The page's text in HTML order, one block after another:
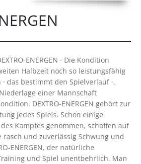
ENERGEN · Die Kondition
Halbzeit noch so leistungsfähig
das bestimmt den Spielverlauf ·,
einer Mannschaft
DEXTRO-ENERGEN gehört zur
jedes Spiels. Schon einige
Kampfes genommen, schaffen auf
rasch und zuverlässig Schwung und
ENERGEN, der natürliche
und Spiel unentbehrlich. Man